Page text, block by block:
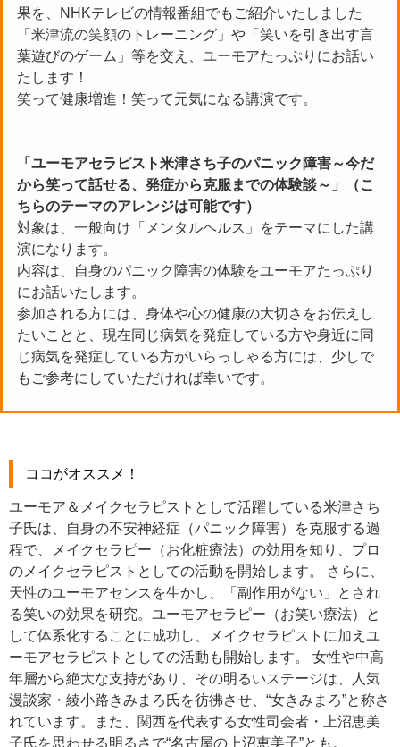
果を、NHKテレビの情報番組でもご紹介いたしました
「米津流の笑顔のトレーニング」や「笑いを引き出す言
葉遊びのゲーム」等を交え、ユーモアたっぷりにお話い
たします！
笑って健康増進！笑って元気になる講演です。
「ユーモアセラピスト米津さち子のパニック障害～今だ
から笑って話せる、発症から克服までの体験談～」
（こ
ちらのテーマのアレンジは可能です）
対象は、一般向け「メンタルヘルス」をテーマにした講
演になります。
内容は、自身のパニック障害の体験をユーモアたっぷり
にお話いたします。
参加される方には、身体や心の健康の大切さをお伝えし
たいことと、現在同じ病気を発症している方や身近に同
じ病気を発症している方がいらっしゃる方には、少しで
もご参考にしていただければ幸いです。
ココがオススメ！
ユーモア＆メイクセラピストとして活躍している米津さち
子氏は、自身の不安神経症（パニック障害）を克服する過
程で、メイクセラピー（お化粧療法）の効用を知り、プロ
のメイクセラピストとしての活動を開始します。 さらに、
天性のユーモアセンスを生かし、「副作用がない」とされ
る笑いの効果を研究。ユーモアセラピー（お笑い療法）と
して体系化することに成功し、メイクセラピストに加えユ
ーモアセラピストとしての活動も開始します。 女性や中高
年層から絶大な支持があり、その明るいステージは、人気
漫談家・綾小路きみまろ氏を彷彿させ、“女きみまろ”と称さ
れています。また、関西を代表する女性司会者・上沼恵美
子氏を思わせる明るさで“名古屋の上沼恵美子”とも。